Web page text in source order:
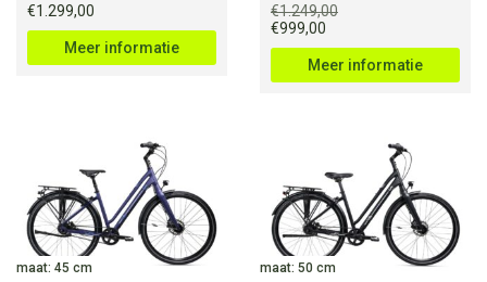
€1.299,00
Meer informatie
€1.249,00
Oorspronkelijke
prijs
€1.249,00.
€999,00
prijs
is:
€999,00.
Meer informatie
maat: 45 cm maat: 50 cm